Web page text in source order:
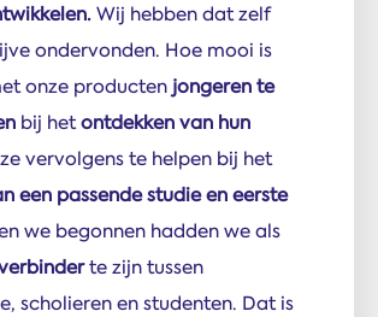
Wij hebben dat zelf
ondervonden. Hoe mooi is
onze producten jongeren te
bij hetontdekken van hun
vervolgens te helpen bij het
een passende studie en eerste
we begonnen hadden we als
te zijn tussen
scholieren en studenten. Dat is